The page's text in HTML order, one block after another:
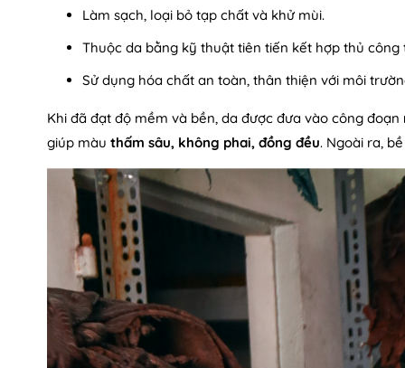
Làm sạch, loại bỏ tạp chất và khử mùi.
Thuộc da bằng kỹ thuật tiên tiến kết hợp thủ
Sử dụng hóa chất an toàn, thân thiện với môi
Khi đã đạt độ mềm và bền, da được đưa vào công đoạn
giúp màu thấm sâu, không phai, đồng đều. Ngoài ra,